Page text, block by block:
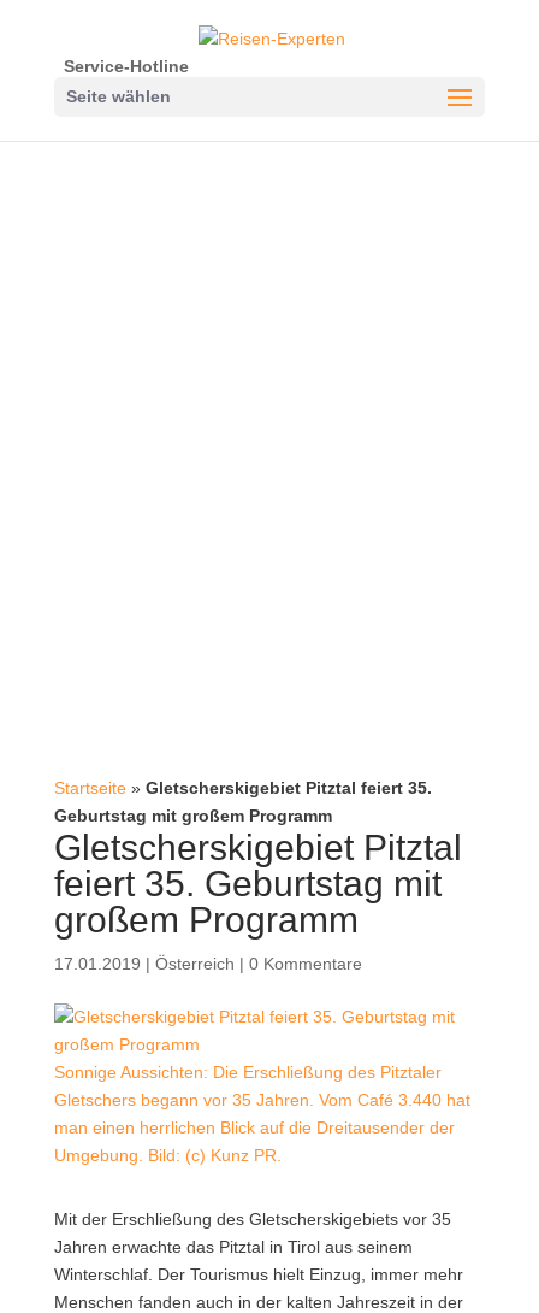
Service-Hotline
Seite wählen
Startseite» Gletscherskigebiet Pitztal feiert 35.
Geburtstag mit großem Programm
Gletscherskigebiet Pitztal
feiert 35. Geburtstag mit
großem Programm
17.01.2019 | Österreich | 0 Kommentare
Sonnige Aussichten: Die Erschließung des Pitztaler
Gletschers begann vor 35 Jahren. Vom Café 3.440 hat
man einen herrlichen Blick auf die Dreitausender der
Umgebung. Bild: (c) Kunz PR.
Mit der Erschließung des Gletscherskigebiets vor 35
Jahren erwachte das Pitztal in Tirol aus seinem
Winterschlaf. Der Tourismus hielt Einzug, immer mehr
Menschen fanden auch in der kalten Jahreszeit in der